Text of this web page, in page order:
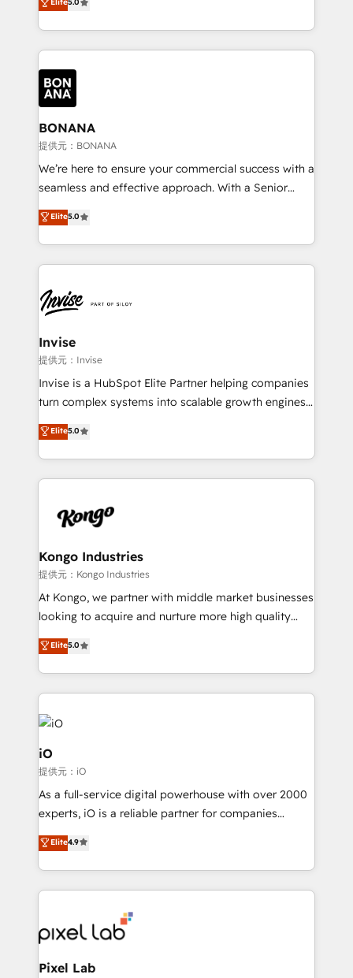
customer service. It's time to empower your teams
to create great customer experiences that generate
happen.
bespoke approach for every client. Services include
business growth strategies, sales enablement, CRM
set-up, Migrations, Integrations, Enterprise level
Sales Hub, Marketing Hub, Customer Support Hub,
Ops Hub Software, inbound marketing strategy,
content strategies, branding, HubSpot CMS,
bespoke web apps and growth driven design
websites. Experienced in helping Global B2B
Manufacturers, Fintech, Professional Services, IT and
SaaS industries.
Elite5.0
BONANA
提供元：BONANA
We’re here to ensure your commercial success with a
seamless and effective approach. With a Senior
team that has 10+ years of experience in HubSpot,
we have a deep understanding of SaaS, Business
Services and E-commerce together with Retail. We
streamline and enhance your Sales, Marketing &
commercial operations. We're good at RevOps,
automating and optimizing your marketing, sales &
service operations with AI, designing and building
your website, and we drive growth through Account-
Based Marketing, SEO, SEA and many other tactics.
No worries, we will advise you in which to deploy
brings us to our mission; to effectively guide as
much Benelux companies as possible to be
Elite5.0
Invise
提供元：Invise
Invise is a HubSpot Elite Partner helping companies
turn complex systems into scalable growth engines.
We combine strategy, technology and change
management to drive measurable results. As part of
the fast-growing Siloy Group, we unite more than
250+ HubSpot experts across Europe – ready to
business goals. Talk to us if you’re looking to: -
reliable source of truth - Unlock the full value of your
CRM and marketing data, not just implement a
system - Accelerate impact with a partner who
understands both strategy and technology
Elite5.0
Kongo Industries
提供元：Kongo Industries
At Kongo, we partner with middle market businesses
looking to acquire and nurture more high quality
leads. We use digital media, marketing cloud,
automation and software integration to drive sales
and, deliver clarity on marketing expenditure.
Elite5.0
iO
提供元：iO
As a full-service digital powerhouse with over 2000
experts, iO is a reliable partner for companies
looking to strengthen their position in the fields of
marketing, technology, content, strategy and
creation. iO combines in-depth knowledge on both
the marketing and technology end of HubSpot,
from end-to-end. Teams of marketing specialists,
developers, copywriters and designers work side by
side to meet the specific demands of every client
Elite4.9
Pixel Lab